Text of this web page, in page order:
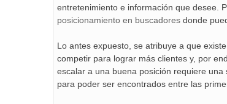
entretenimiento e información que desee.
posicionamiento en buscadores donde
Lo antes expuesto, se atribuye a que
competir para lograr más clientes y, por
escalar a una buena posición requiere
para poder ser encontrados entre las